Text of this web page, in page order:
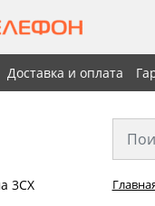
Доставка и оплата
3CX